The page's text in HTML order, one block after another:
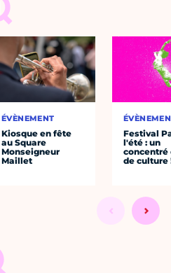
ÉVÈNEMENT
Kiosque en fête
au Square
Monseigneur
Maillet
Festival
l'été : un
concentré
de culture